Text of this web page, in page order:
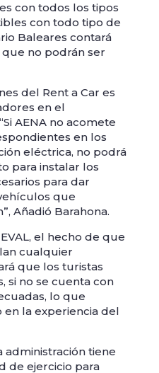
con todos los tipos
con todo tipo de
Baleares contará
no podrán ser
del Rent a Car es
en el
AENA no acomete
en los
eléctrica, no podrá
para instalar los
para dar
que
Añadió Barahona.
el hecho de que
cualquier
que los turistas
si no se cuenta con
lo que
la experiencia del
administración tiene
de ejercicio para